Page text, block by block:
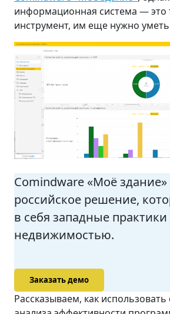
информационная система — это
инструмент, им еще нужно
Comindware «Моё
российское решение,
в себя западные
недвижимостью.
Заказать демо
Рассказываем, как